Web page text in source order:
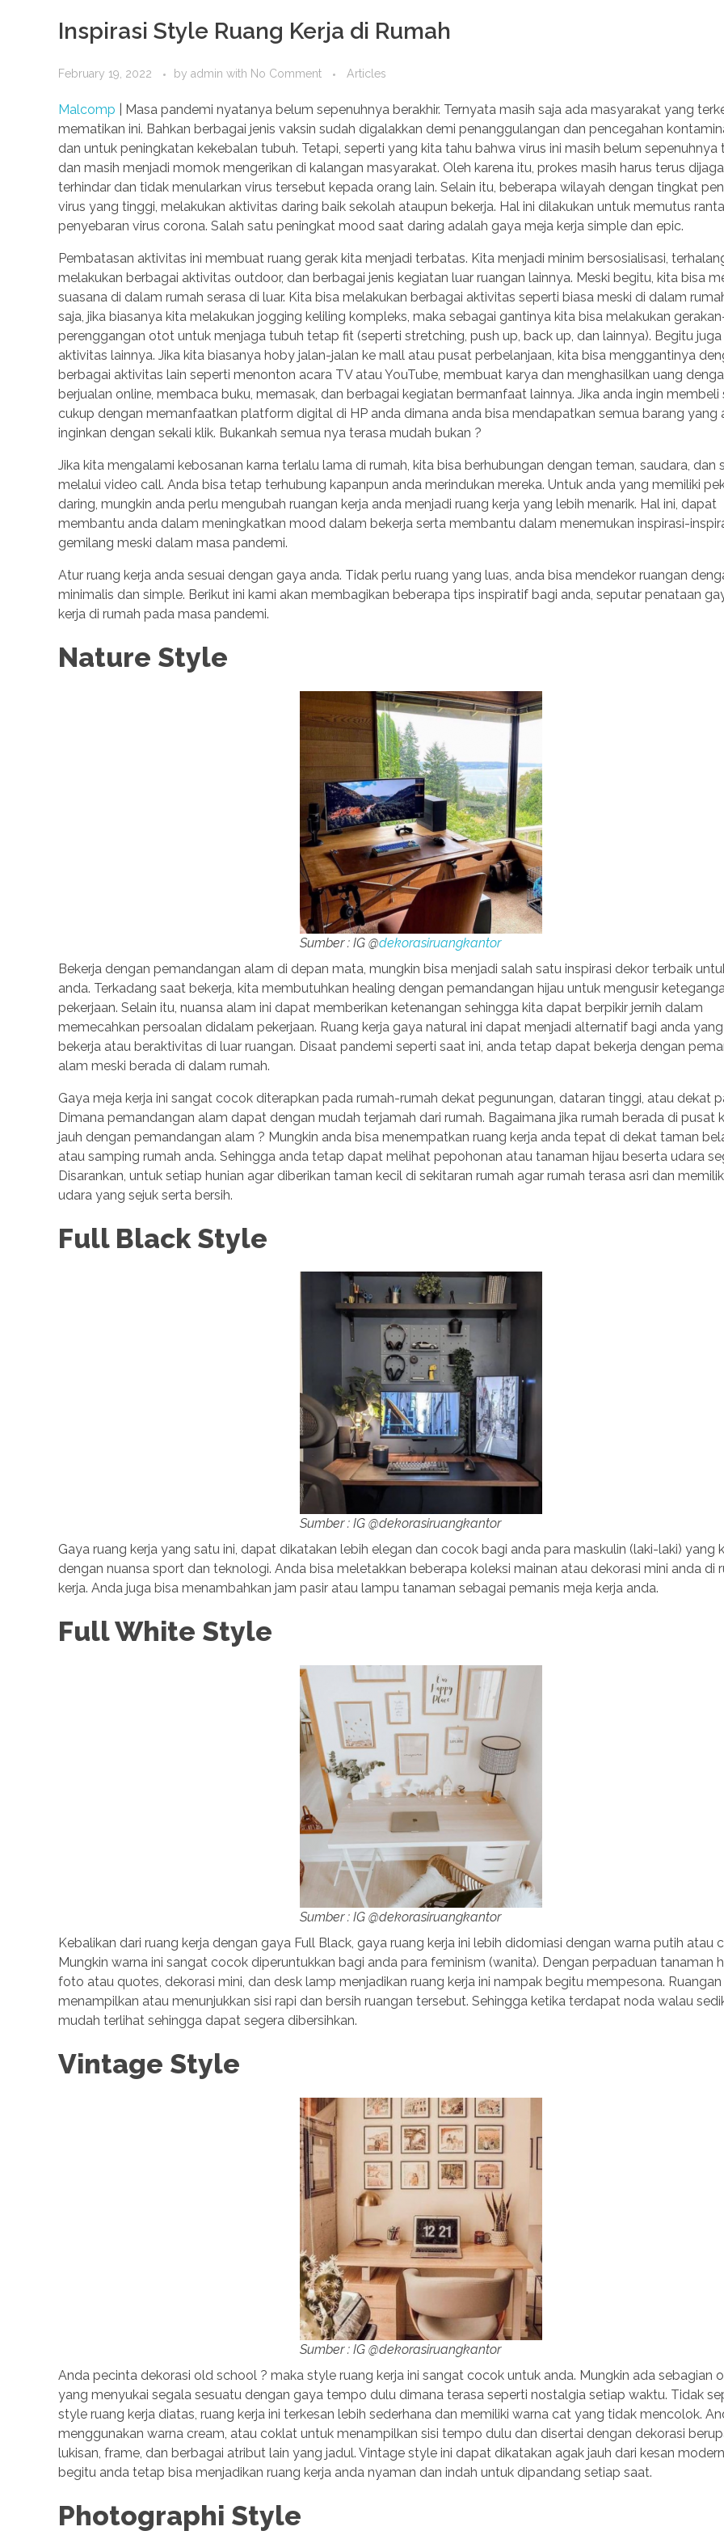
Inspirasi Style Ruang Kerja di Rumah
February 19, 2022 by admin with No Comment Articles
Malcomp
| Masa pandemi nyatanya belum sepenuhnya berakhir. Ternyata masih saja ada masyarakat yang
mematikan ini. Bahkan berbagai jenis vaksin sudah digalakkan demi penanggulangan dan pencegahan
dan untuk peningkatan kekebalan tubuh. Tetapi, seperti yang kita tahu bahwa virus ini masih belum sepenuhnya
dan masih menjadi momok mengerikan di kalangan masyarakat. Oleh karena itu, prokes masih harus terus
terhindar dan tidak menularkan virus tersebut kepada orang lain. Selain itu, beberapa wilayah dengan tingkat
virus yang tinggi, melakukan aktivitas daring baik sekolah ataupun bekerja. Hal ini dilakukan untuk memutus
penyebaran virus corona. Salah satu peningkat mood saat daring adalah gaya meja kerja simple dan epic.
Pembatasan aktivitas ini membuat ruang gerak kita menjadi terbatas. Kita menjadi minim bersosialisasi,
melakukan berbagai aktivitas outdoor, dan berbagai jenis kegiatan luar ruangan lainnya. Meski begitu, kita bisa
suasana di dalam rumah serasa di luar. Kita bisa melakukan berbagai aktivitas seperti biasa meski di dalam
saja, jika biasanya kita melakukan jogging keliling kompleks, maka sebagai gantinya kita bisa melakukan
perenggangan otot untuk menjaga tubuh tetap fit (seperti stretching, push up, back up, dan lainnya). Begitu
aktivitas lainnya. Jika kita biasanya hoby jalan-jalan ke mall atau pusat perbelanjaan, kita bisa menggantinya
berbagai aktivitas lain seperti menonton acara TV atau YouTube, membuat karya dan menghasilkan uang
berjualan online, membaca buku, memasak, dan berbagai kegiatan bermanfaat lainnya. Jika anda ingin membeli
cukup dengan memanfaatkan platform digital di HP anda dimana anda bisa mendapatkan semua barang yang
inginkan dengan sekali klik. Bukankah semua nya terasa mudah bukan ?
Jika kita mengalami kebosanan karna terlalu lama di rumah, kita bisa berhubungan dengan teman, saudara, dan
melalui video call. Anda bisa tetap terhubung kapanpun anda merindukan mereka. Untuk anda yang memiliki
daring, mungkin anda perlu mengubah ruangan kerja anda menjadi ruang kerja yang lebih menarik. Hal ini, dapat
membantu anda dalam meningkatkan mood dalam bekerja serta membantu dalam menemukan inspirasi-
gemilang meski dalam masa pandemi.
Atur ruang kerja anda sesuai dengan gaya anda. Tidak perlu ruang yang luas, anda bisa mendekor ruangan
minimalis dan simple. Berikut ini kami akan membagikan beberapa tips inspiratif bagi anda, seputar penataan
kerja di rumah pada masa pandemi.
Nature Style
Sumber : IG @dekorasiruangkantor
Bekerja dengan pemandangan alam di depan mata, mungkin bisa menjadi salah satu inspirasi dekor terbaik
anda. Terkadang saat bekerja, kita membutuhkan healing dengan pemandangan hijau untuk mengusir
pekerjaan. Selain itu, nuansa alam ini dapat memberikan ketenangan sehingga kita dapat berpikir jernih dalam
memecahkan persoalan didalam pekerjaan. Ruang kerja gaya natural ini dapat menjadi alternatif bagi anda
bekerja atau beraktivitas di luar ruangan. Disaat pandemi seperti saat ini, anda tetap dapat bekerja dengan
alam meski berada di dalam rumah.
Gaya meja kerja ini sangat cocok diterapkan pada rumah-rumah dekat pegunungan, dataran tinggi, atau dekat
Dimana pemandangan alam dapat dengan mudah terjamah dari rumah. Bagaimana jika rumah berada di pusat
jauh dengan pemandangan alam ? Mungkin anda bisa menempatkan ruang kerja anda tepat di dekat taman
atau samping rumah anda. Sehingga anda tetap dapat melihat pepohonan atau tanaman hijau beserta udara
Disarankan, untuk setiap hunian agar diberikan taman kecil di sekitaran rumah agar rumah terasa asri dan
udara yang sejuk serta bersih.
Full Black Style
Sumber : IG @dekorasiruangkantor
Gaya ruang kerja yang satu ini, dapat dikatakan lebih elegan dan cocok bagi anda para maskulin (laki-laki) yang
dengan nuansa sport dan teknologi. Anda bisa meletakkan beberapa koleksi mainan atau dekorasi mini anda di
kerja. Anda juga bisa menambahkan jam pasir atau lampu tanaman sebagai pemanis meja kerja anda.
Full White Style
Sumber : IG @dekorasiruangkantor
Kebalikan dari ruang kerja dengan gaya Full Black, gaya ruang kerja ini lebih didomiasi dengan warna putih atau
Mungkin warna ini sangat cocok diperuntukkan bagi anda para feminism (wanita). Dengan perpaduan tanaman
foto atau quotes, dekorasi mini, dan desk lamp menjadikan ruang kerja ini nampak begitu mempesona. Ruangan
menampilkan atau menunjukkan sisi rapi dan bersih ruangan tersebut. Sehingga ketika terdapat noda walau
mudah terlihat sehingga dapat segera dibersihkan.
Vintage Style
Sumber : IG @dekorasiruangkantor
Anda pecinta dekorasi old school ? maka style ruang kerja ini sangat cocok untuk anda. Mungkin ada sebagian
yang menyukai segala sesuatu dengan gaya tempo dulu dimana terasa seperti nostalgia setiap waktu. Tidak
style ruang kerja diatas, ruang kerja ini terkesan lebih sederhana dan memiliki warna cat yang tidak mencolok.
menggunakan warna cream, atau coklat untuk menampilkan sisi tempo dulu dan disertai dengan dekorasi
lukisan, frame, dan berbagai atribut lain yang jadul. Vintage style ini dapat dikatakan agak jauh dari kesan
begitu anda tetap bisa menjadikan ruang kerja anda nyaman dan indah untuk dipandang setiap saat.
Photographi Style
MOST VIEWED POST
Cara Mengatasi Laptop Gagal Booting
Views: 14316